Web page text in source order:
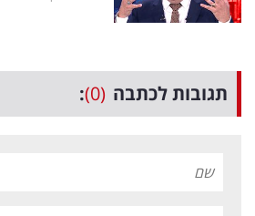
תגובות לכתבה (0)
: